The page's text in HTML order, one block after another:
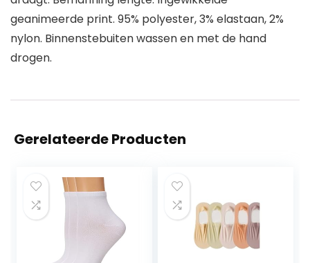
geanimeerde print. 95% polyester, 3% elastaan, 2%
nylon. Binnenstebuiten wassen en met de hand
drogen.
Gerelateerde Producten